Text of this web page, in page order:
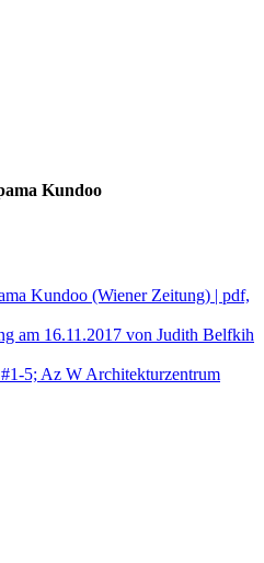
Kundoo
Kundoo (Wiener Zeitung) | pdf,
am 16.11.2017 von Judith Belfkih
5; Az W Architekturzentrum